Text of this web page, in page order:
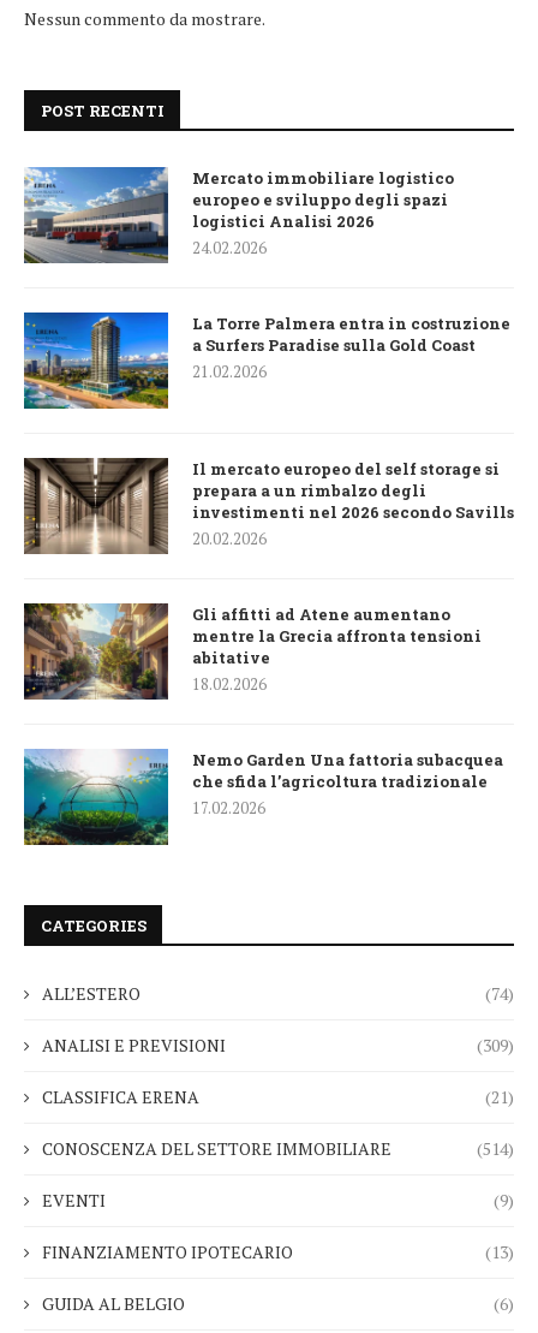
Nessun commento da mostrare.
POST RECENTI
Mercato immobiliare logistico
europeo e sviluppo degli spazi
logistici Analisi 2026
24.02.2026
La Torre Palmera entra in costruzione
a Surfers Paradise sulla Gold Coast
21.02.2026
Il mercato europeo del self storage si
prepara a un rimbalzo degli
investimenti nel 2026 secondo Savills
20.02.2026
Gli affitti ad Atene aumentano
mentre la Grecia affronta tensioni
abitative
18.02.2026
Nemo Garden Una fattoria subacquea
che sfida l’agricoltura tradizionale
17.02.2026
CATEGORIES
ALL’ESTERO (74)
ANALISI E PREVISIONI (309)
CLASSIFICA ERENA (21)
CONOSCENZA DEL SETTORE IMMOBILIARE (514)
EVENTI (9)
FINANZIAMENTO IPOTECARIO (13)
GUIDA AL BELGIO (6)